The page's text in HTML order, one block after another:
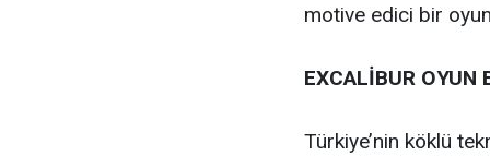
motive edici bir
EXCALİBUR OYUN
Türkiye’nin köklü